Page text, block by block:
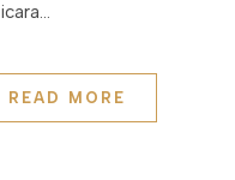
READ MORE